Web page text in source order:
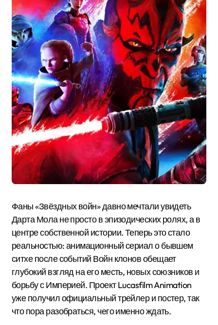
Фаны «Звёздных войн» давно мечтали увидеть
Дарта Мола не просто в эпизодических ролях, а в
центре собственной истории. Теперь это стало
реальностью: анимационный сериал о бывшем
ситхе после событий Войн клонов обещает
глубокий взгляд на его месть, новых союзников и
борьбу с Империей. Проект Lucasfilm Animation
уже получил официальный трейлер и постер, так
что пора разобраться, чего именно ждать.